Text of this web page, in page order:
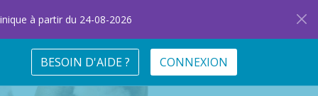
à partir du 24-08-2026
BESOIN D'AIDE ? CONNEXION